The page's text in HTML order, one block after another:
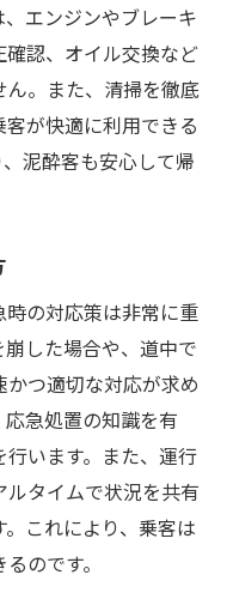
装備
取り組み
守るための工夫
の事例
転代行サービスの
頼性
経験
ービス精神
柔軟性
書と資格
す経済的メリット
安心の理由とは
エンジンやブレーキ
認、オイル交換など
。また、清掃を徹底
が快適に利用できる
泥酔客も安心して帰
の対応策は非常に重
した場合や、道中で
かつ適切な対応が求め
急処置の知識を有
います。また、運行
タイムで状況を共有
これにより、乗客は
のです。